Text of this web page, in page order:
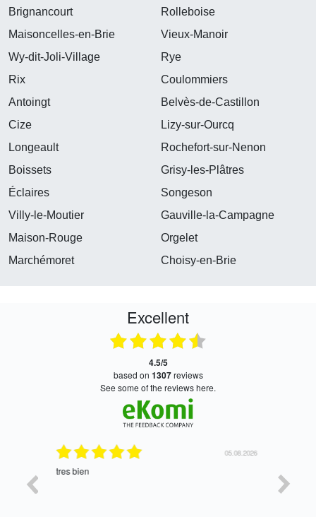
Brignancourt
Rolleboise
Maisoncelles-en-Brie
Vieux-Manoir
Wy-dit-Joli-Village
Rye
Rix
Coulommiers
Antoingt
Belvès-de-Castillon
Cize
Lizy-sur-Ourcq
Longeault
Rochefort-sur-Nenon
Boissets
Grisy-les-Plâtres
Éclaires
Songeson
Villy-le-Moutier
Gauville-la-Campagne
Maison-Rouge
Orgelet
Marchémoret
Choisy-en-Brie
Excellent
4.5/5
based on 1307reviews
see some of the reviews here.
05.08.2026
tres bien